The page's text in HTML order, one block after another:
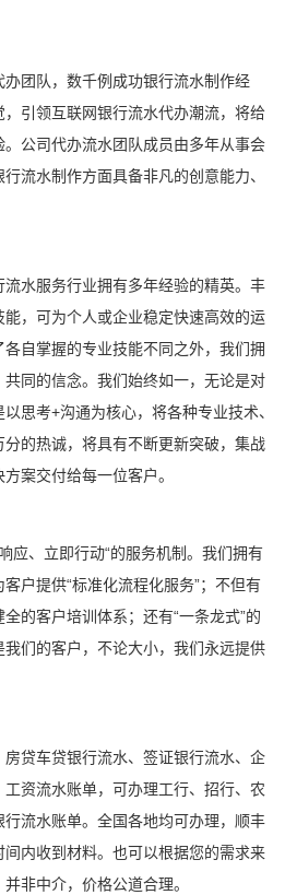
团队，数千例成功银行流水制作经
引领互联网银行流水代办潮流，将给
公司代办流水团队成员由多年从事会
流水制作方面具备非凡的创意能力、
水服务行业拥有多年经验的精英。丰
，可为个人或企业稳定快速高效的运
自掌握的专业技能不同之外，我们拥
同的信念。我们始终如一，无论是对
思考+沟通为核心，将各种专业技术、
的热诚，将具有不断更新突破，集战
案交付给每一位客户。
应、立即行动“的服务机制。我们拥有
户提供“标准化流程化服务”；不但有
的客户培训体系；还有“一条龙式”的
们的客户，不论大小，我们永远提供
贷车贷银行流水、签证银行流水、企
资流水账单，可办理工行、招行、农
流水账单。全国各地均可办理，顺丰
内收到材料。也可以根据您的需求来
非中介，价格公道合理。